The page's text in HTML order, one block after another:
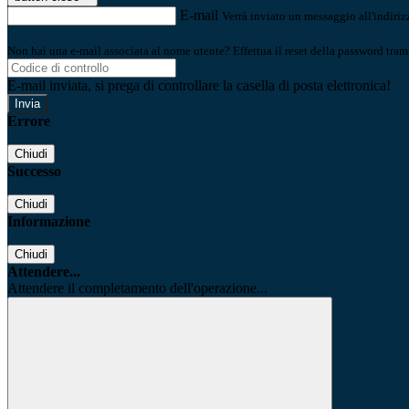
E-mail Verrà inviato un messaggio
Non hai una e-mail associata al nome utente? Effettua il reset della password
E-mail inviata, si prega di controllare la casella di posta elettronica!
Errore
Chiudi
Successo
Chiudi
Informazione
Chiudi
Attendere...
Attendere il completamento dell'operazione...